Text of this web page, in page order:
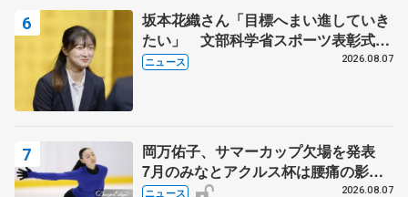
坂本花織さん「目標へまい進していき
たい」 文部科学省スポーツ表彰式で
代表謝辞
ニュース 2026.08.07
岡万佑子、サマーカップ欠場を発表
7月のみなとアクルス杯は腰痛の影響
で
ニュース 2026.08.07